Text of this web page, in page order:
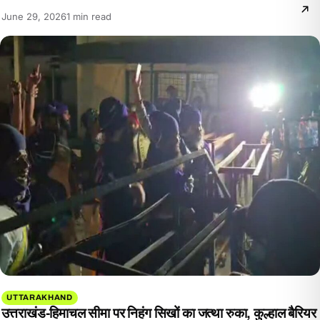
June 29, 2026Reading
1 min read
UTTARAKHAND
उत्तराखंड-हिमाचल सीमा पर निहंग सिखों का जत्था रुका, कुल्हाल बैरियर